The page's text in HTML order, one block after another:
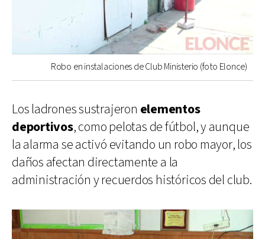
Robo en instalaciones de Club Ministerio (foto Elonce)
Los ladrones sustrajeron elementos
deportivos, como pelotas de fútbol, y aunque
la alarma se activó evitando un robo mayor, los
daños afectan directamente a la
administración y recuerdos históricos del club.